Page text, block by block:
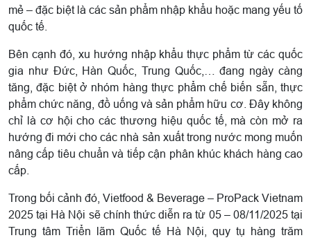
mẻ – đặc biệt là các sản phẩm nhập khẩu hoặc mang yếu tố
quốc tế.
Bên cạnh đó, xu hướng nhập khẩu thực phẩm từ các quốc
gia như Đức, Hàn Quốc, Trung Quốc,… đang ngày càng
tăng, đặc biệt ở nhóm hàng thực phẩm chế biến sẵn, thực
phẩm chức năng, đồ uống và sản phẩm hữu cơ. Đây không
chỉ là cơ hội cho các thương hiệu quốc tế, mà còn mở ra
hướng đi mới cho các nhà sản xuất trong nước mong muốn
nâng cấp tiêu chuẩn và tiếp cận phân khúc khách hàng cao
cấp.
Trong bối cảnh đó, Vietfood & Beverage – ProPack Vietnam
2025 tại Hà Nội sẽ chính thức diễn ra từ 05 – 08/11/2025 tại
Trung tâm Triển lãm Quốc tế Hà Nội, quy tụ hàng trăm